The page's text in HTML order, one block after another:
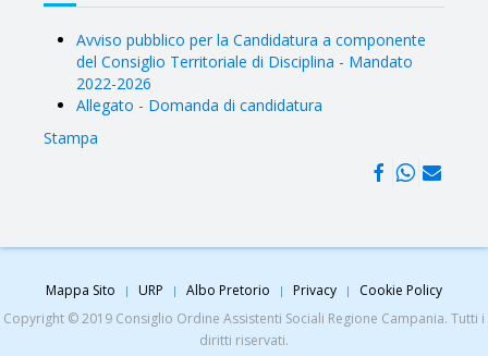
Avviso pubblico per la Candidatura a componente
del Consiglio Territoriale di Disciplina - Mandato
2022-2026
Allegato - Domanda di candidatura
Stampa
Mappa Sito URP Albo Pretorio Privacy
Cookie Policy
Copyright © 2019 Consiglio Ordine Assistenti Sociali Regione Campania. Tutti i
diritti riservati.